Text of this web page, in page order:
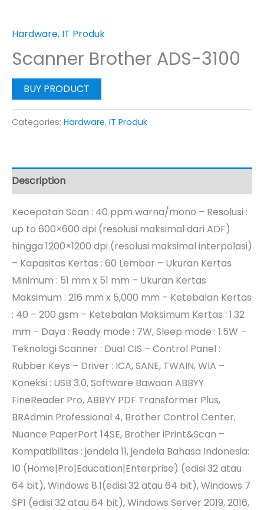
Hardware, IT Produk
Scanner Brother ADS-3100
BUY PRODUCT
Categories: Hardware, IT Produk
Description
Kecepatan Scan : 40 ppm warna/mono – Resolusi :
up to 600×600 dpi (resolusi maksimal dari ADF)
hingga 1200×1200 dpi (resolusi maksimal interpolasi)
– Kapasitas Kertas : 60 Lembar – Ukuran Kertas
Minimum : 51 mm x 51 mm – Ukuran Kertas
Maksimum : 216 mm x 5,000 mm – Ketebalan Kertas
: 40 – 200 gsm – Ketebalan Maksimum Kertas : 1.32
mm – Daya : Ready mode : 7W, Sleep mode : 1.5W –
Teknologi Scanner : Dual CIS – Control Panel :
Rubber Keys – Driver : ICA, SANE, TWAIN, WIA –
Koneksi : USB 3.0, Software Bawaan ABBYY
FineReader Pro, ABBYY PDF Transformer Plus,
BRAdmin Professional 4, Brother Control Center,
Nuance PaperPort 14SE, Brother iPrint&Scan –
Kompatibilitas : jendela 11, jendela Bahasa Indonesia:
10 (Home|Pro|Education|Enterprise) (edisi 32 atau
64 bit), Windows 8.1(edisi 32 atau 64 bit), Windows 7
SP1 (edisi 32 atau 64 bit), Windows Server 2019, 2016,